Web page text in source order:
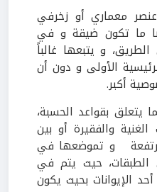
معماري أو زخرفي
ما تكون ضيقة و في
و يتبعها غالباً
الأولى و دون أن
أكبر.
يتعلق بقواعد الحسبة،
والفقيرة أو بين
و تموضعها في
الطبقات، حيث يتم في
الإيوانات بحيث يكون